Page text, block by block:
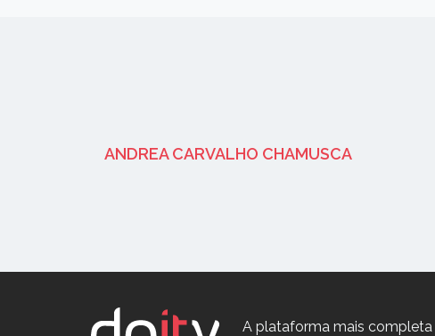
ANDREA CARVALHO CHAMUSCA
A plataforma mais completa